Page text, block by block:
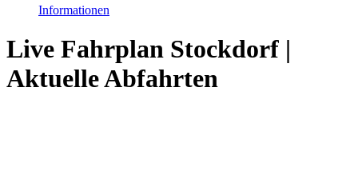
Informationen
Live Fahrplan Stockdorf |
Aktuelle Abfahrten